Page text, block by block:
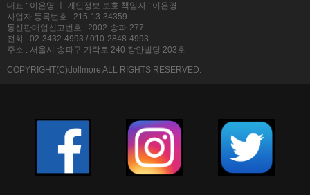
대표 : 이은영 ㅣ 개인정보 보호 책임자 : 이은영
사업자 등록번호 : 215-13-34359
통신판매업신고번호 : 2002-송파-277
전화 : 02-3432-4993 / 010-2848-4993
주소 : 서울시 송파구 가락로 240 장안빌딩 203호
COPYRIGHT(C)dollmore ALL RIGHTS RESERVED.